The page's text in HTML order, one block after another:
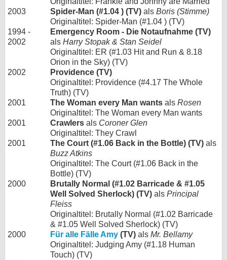
2003
Spider-Man (#1.04 ) (TV) als Boris (Stimme)
Originaltitel: Spider-Man (#1.04 ) (TV)
1994 -
2002
Emergency Room - Die Notaufnahme (TV)
als Harry Stopak & Stan Seidel
Originaltitel: ER (#1.03 Hit and Run & 8.18
Orion in the Sky) (TV)
2002
Providence (TV)
Originaltitel: Providence (#4.17 The Whole
Truth) (TV)
2001
The Woman every Man wants als Rosen
Originaltitel: The Woman every Man wants
2001
Crawlers als Coroner Glen
Originaltitel: They Crawl
2001
The Court (#1.06 Back in the Bottle) (TV) als
Buzz Atkins
Originaltitel: The Court (#1.06 Back in the
Bottle) (TV)
2000
Brutally Normal (#1.02 Barricade & #1.05
Well Solved Sherlock) (TV) als Principal
Fleiss
Originaltitel: Brutally Normal (#1.02 Barricade
& #1.05 Well Solved Sherlock) (TV)
2000
Für alle Fälle Amy (TV) als Mr. Bellamy
Originaltitel: Judging Amy (#1.18 Human
Touch) (TV)